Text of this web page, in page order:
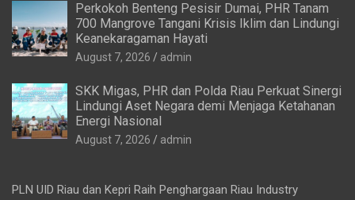
Perkokoh Benteng Pesisir Dumai, PHR Tanam
700 Mangrove Tangani Krisis Iklim dan Lindungi
Keanekaragaman Hayati
August 7, 2026 admin
SKK Migas, PHR dan Polda Riau Perkuat Sinergi
Lindungi Aset Negara demi Menjaga Ketahanan
Energi Nasional
August 7, 2026 admin
PLN UID Riau dan Kepri Raih Penghargaan Riau Industry